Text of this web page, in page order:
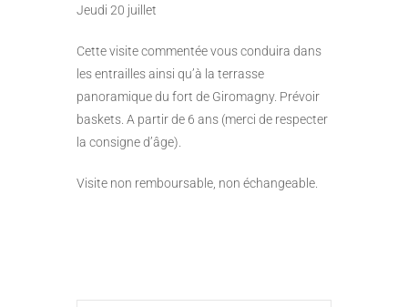
Jeudi 20 juillet
Cette visite commentée vous conduira dans
les entrailles ainsi qu’à la terrasse
panoramique du fort de Giromagny. Prévoir
baskets. A partir de 6 ans (merci de respecter
la consigne d’âge).
Visite non remboursable, non échangeable.